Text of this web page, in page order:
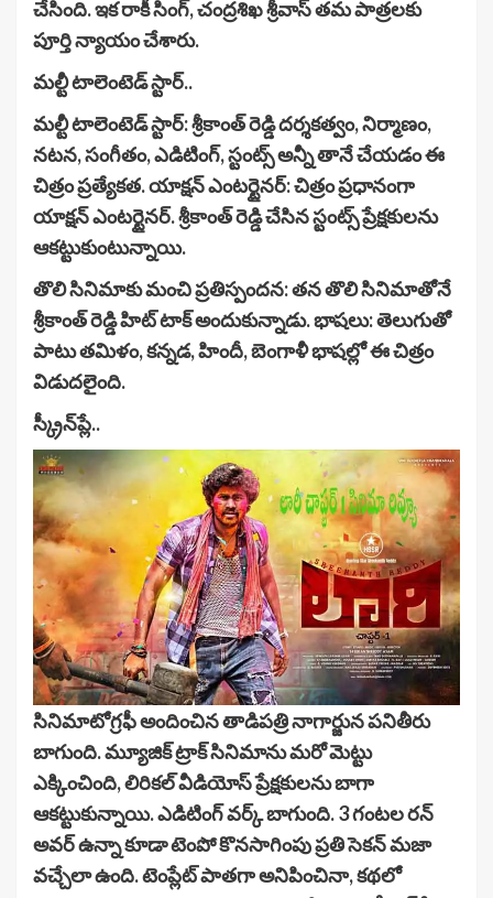
చేసింది. ఇక‌ రాకీ సింగ్, చంద్రశిఖ శ్రీవాస్ తమ పాత్రలకు
పూర్తి న్యాయం చేశారు.
మల్టీ టాలెంటెడ్ స్టార్..
మల్టీ టాలెంటెడ్ స్టార్: శ్రీకాంత్ రెడ్డి దర్శకత్వం, నిర్మాణం,
నటన, సంగీతం, ఎడిటింగ్, స్టంట్స్ అన్నీ తానే చేయడం ఈ
చిత్రం ప్రత్యేకత. యాక్షన్ ఎంటర్టైనర్: చిత్రం ప్రధానంగా
యాక్షన్ ఎంటర్టైనర్. శ్రీకాంత్ రెడ్డి చేసిన స్టంట్స్ ప్రేక్షకులను
ఆకట్టుకుంటున్నాయి.
తొలి సినిమాకు మంచి ప్రతిస్పందన: తన తొలి సినిమాతోనే
శ్రీకాంత్ రెడ్డి హిట్ టాక్ అందుకున్నాడు. భాష‌లు: తెలుగుతో
పాటు తమిళం, కన్నడ, హిందీ, బెంగాళీ భాషల్లో ఈ చిత్రం
విడుదలైంది.
స్క్రీన్‌ప్లే..
సినిమాటోగ్ర‌ఫీ అందించిన‌ తాడిపత్రి నాగార్జున ప‌నితీరు
బాగుంది. మ్యూజిక్ ట్రాక్ సినిమాను మ‌రో మెట్టు
ఎక్కించింది, లిరికల్ వీడియోస్ ప్రేక్షకులను బాగా
ఆకట్టుకున్నాయి. ఎడిటింగ్ వర్క్ బాగుంది. 3 గంట‌ల ర‌న్
అవ‌ర్ ఉన్నా కూడా టెంపో కొన‌సాగింపు ప్ర‌తి సెక‌న్ మ‌జా
వ‌చ్చేలా ఉంది. టెంప్లేట్ పాతగా అనిపించినా, కథలో